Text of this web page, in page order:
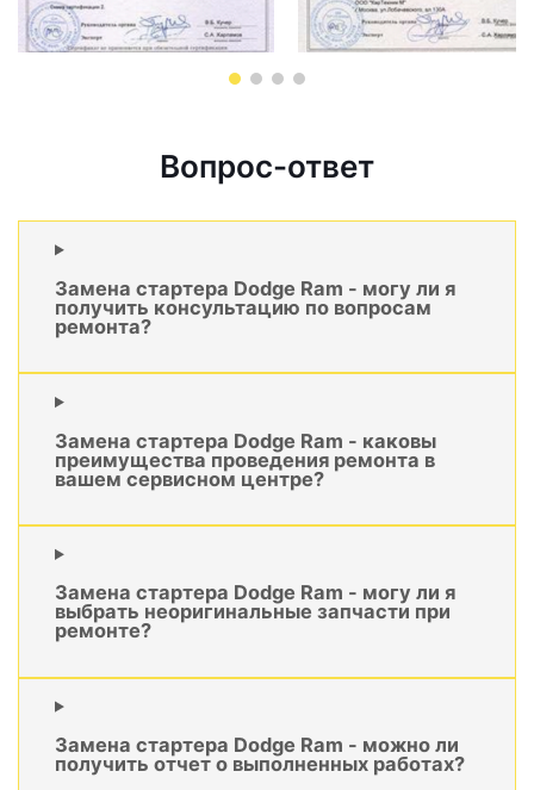
Вопрос-ответ
Замена стартера Dodge Ram - могу ли я
получить консультацию по вопросам
ремонта?
Замена стартера Dodge Ram - каковы
преимущества проведения ремонта в
вашем сервисном центре?
Замена стартера Dodge Ram - могу ли я
выбрать неоригинальные запчасти при
ремонте?
Замена стартера Dodge Ram - можно ли
получить отчет о выполненных работах?